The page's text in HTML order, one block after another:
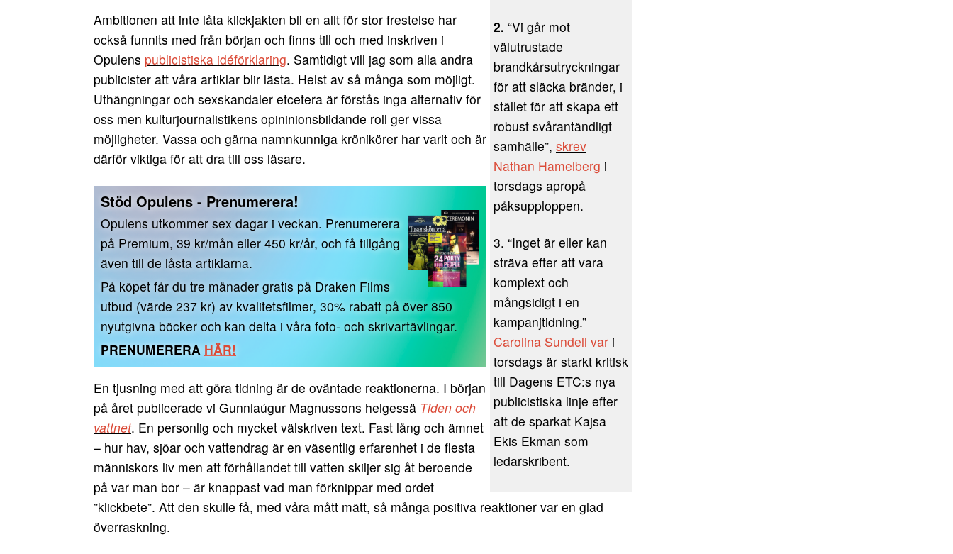
2. “Vi går mot
välutrustade
brandkårsutryckningar
för att släcka bränder, i
stället för att skapa ett
robust svårantändligt
samhälle”, skrev
Nathan Hamelberg i
torsdags apropå
påksupploppen.
3. “Inget är eller kan
sträva efter att vara
komplext och
mångsidigt i en
kampanjtidning.”
Carolina Sundell var i
torsdags är starkt kritisk
till Dagens ETC:s nya
publicistiska linje efter
att de sparkat Kajsa
Ekis Ekman som
ledarskribent.
Ambitionen att inte låta klickjakten bli en allt för stor frestelse har
också funnits med från början och finns till och med inskriven i
Opulens publicistiska idéförklaring. Samtidigt vill jag som alla andra
publicister att våra artiklar blir lästa. Helst av så många som möjligt.
Uthängningar och sexskandaler etcetera är förstås inga alternativ för
oss men kulturjournalistikens opininionsbildande roll ger vissa
möjligheter. Vassa och gärna namnkunniga krönikörer har varit och är
därför viktiga för att dra till oss läsare.
Stöd Opulens - Prenumerera!
Opulens utkommer sex dagar i veckan. Prenumerera
på Premium, 39 kr/mån eller 450 kr/år, och få tillgång
även till de låsta artiklarna.
På köpet får du tre månader gratis på Draken Films
utbud (värde 237 kr) av kvalitetsfilmer, 30% rabatt på över 850
nyutgivna böcker och kan delta i våra foto- och skrivartävlingar.
PRENUMERERA HÄR!
En tjusning med att göra tidning är de oväntade reaktionerna. I början
på året publicerade vi Gunnlaúgur Magnussons helgessä Tiden och
vattnet. En personlig och mycket välskriven text. Fast lång och ämnet
– hur hav, sjöar och vattendrag är en väsentlig erfarenhet i de flesta
människors liv men att förhållandet till vatten skiljer sig åt beroende
på var man bor – är knappast vad man förknippar med ordet
”klickbete”. Att den skulle få, med våra mått mätt, så många positiva reaktioner var en glad
överraskning.